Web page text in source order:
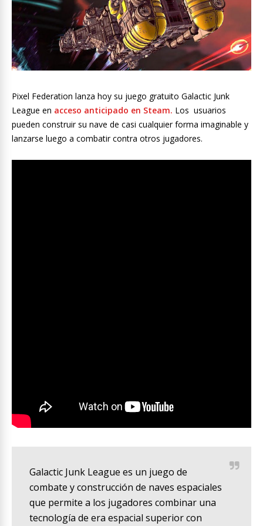
Pixel Federation lanza hoy su juego gratuito Galactic Junk
League en acceso anticipado en Steam. Los usuarios
pueden construir su nave de casi cualquier forma imaginable y
lanzarse luego a combatir contra otros jugadores.
Galactic Junk League es un juego de
combate y construcción de naves espaciales
que permite a los jugadores combinar una
tecnología de era espacial superior con